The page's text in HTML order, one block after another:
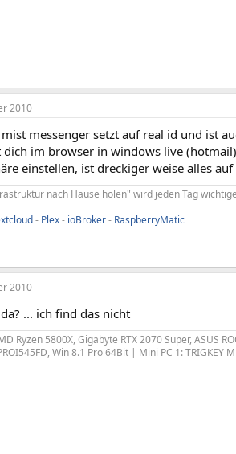
2010
messenger setzt auf real id und ist
dich im browser in windows live
einstellen, ist dreckiger weise alles
nach Hause holen" wird jeden Tag
- Plex- ioBroker- RaspberryMatic
2010
... ich find das nicht
Ryzen 5800X, Gigabyte RTX 2070 Super, ASUS
Win 8.1 Pro 64Bit | Mini PC 1: TRIGKEY